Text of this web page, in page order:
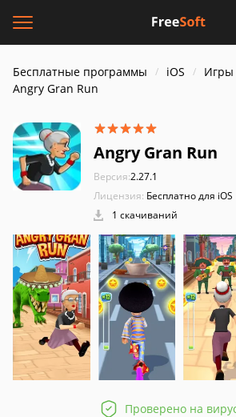
Бесплатные программы iOS Игры
Angry Gran Run
Angry Gran Run
Версия:2.27.1
Лицензия: Бесплатно для iOS
1 скачиваний
Проверено на